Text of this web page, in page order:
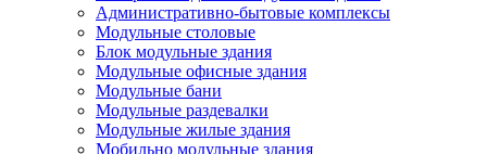
Административно-бытовые комплексы
Модульные столовые
Блок модульные здания
Модульные офисные здания
Модульные бани
Модульные раздевалки
Модульные жилые здания
Мобильно модульные здания